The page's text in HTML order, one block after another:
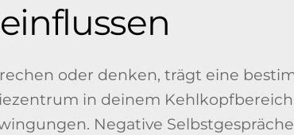
oder denken, trägt eine
in deinem
Negative